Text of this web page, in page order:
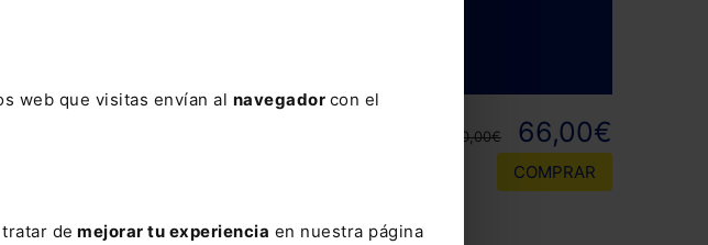
web que visitas envían al navegador con el
de mejorar tu experiencia en nuestra página
pierdas está oportunidad y
110,00€ 66,00€
COMPRAR